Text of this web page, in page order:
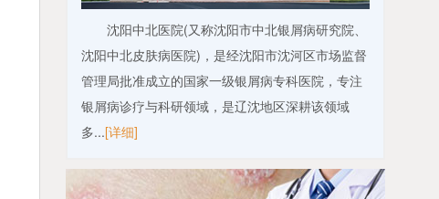
沈阳中北医院(又称沈阳市中北银屑病研究院、
沈阳中北皮肤病医院)，是经沈阳市沈河区市场监督
管理局批准成立的国家一级银屑病专科医院，专注
银屑病诊疗与科研领域，是辽沈地区深耕该领域
多...[详细]